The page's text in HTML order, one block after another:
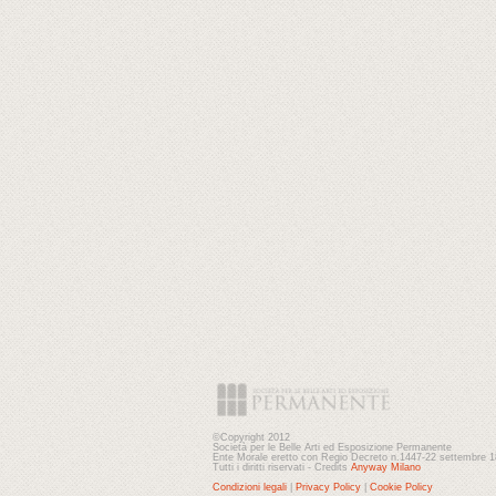
©Copyright 2012
Società per le Belle Arti ed Esposizione Permanente
Ente Morale eretto con Regio Decreto n.1447-22 settembre
Tutti i diritti riservati - Credits Anyway Milano
Condizioni legali
Privacy Policy Cookie Policy